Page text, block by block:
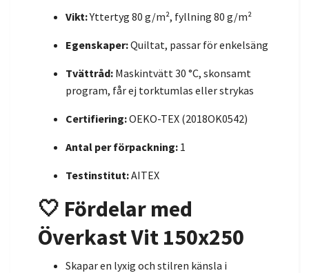
Vikt:Yttertyg 80 g/m², fyllning 80 g/m²
Egenskaper:Quiltat, passar för enkelsäng
Tvättråd: Maskintvätt 30 °C, skonsamt
program, får ej torktumlas eller strykas
Certifiering:OEKO-TEX (2018OK0542)
Antal per förpackning: 1
Testinstitut:AITEX
🤍 Fördelar med
Överkast Vit 150x250
Skapar en lyxig och stilren känsla i